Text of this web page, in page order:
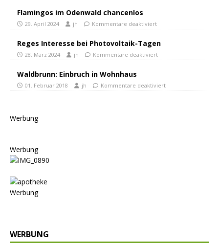
Flamingos im Odenwald chancenlos
29. April 2024 jh Kommentare deaktiviert
Reges Interesse bei Photovoltaik-Tagen
28. März 2024 jh Kommentare deaktiviert
Waldbrunn: Einbruch in Wohnhaus
01. Februar 2018 jh Kommentare deaktiviert
Werbung
Werbung
Werbung
WERBUNG